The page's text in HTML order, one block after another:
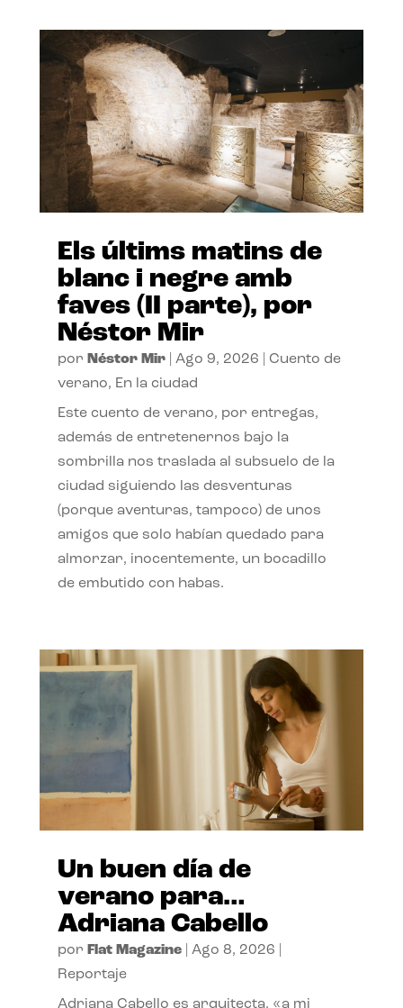
Els últims matins de
blanc i negre amb
faves (II parte), por
Néstor Mir
por Néstor Mir| Ago 9, 2026
Cuento de
verano, En la ciudad
Este cuento de verano, por entregas,
además de entretenernos bajo la
sombrilla nos traslada al subsuelo de la
ciudad siguiendo las desventuras
(porque aventuras, tampoco) de unos
amigos que solo habían quedado para
almorzar, inocentemente, un bocadillo
de embutido con habas.
Un buen día de
verano para…
Adriana Cabello
por Flat Magazine| Ago 8, 2026
Reportaje
Adriana Cabello es arquitecta, «a mi